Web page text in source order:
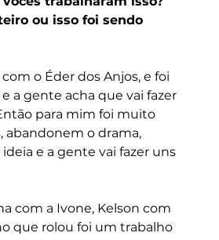
ou isso foi sendo
o Éder dos Anjos, e foi
a gente acha que vai fazer
para mim foi muito
abandonem o drama,
e a gente vai fazer uns
com a Ivone, Kelson com
que rolou foi um trabalho